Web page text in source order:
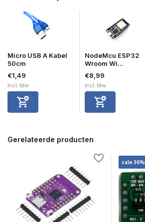
Micro USB A Kabel
50cm
€1,49
Incl. btw
NodeMcu ESP32
Wroom Wi...
€8,99
Incl. btw
Gerelateerde producten
sale 36%